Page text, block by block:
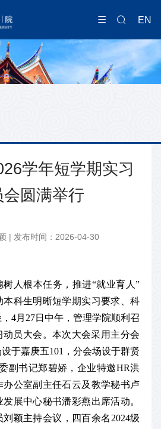
EN
学年短学期实习
会圆满举行
| 发布时间：2026-04-30
树人根本任务，推进“就业育人”
本科生明晰短学期实习要求、科
4月27日中午，管理学院顺利召
动员大会。本次大会采用主分会
于嘉庚五101，分会场设于群贤
副书记郑碧娇，企业特邀HR洪
办公室副主任石云及教学秘书卢
展中心秘书潘彩燕出席活动。
刘颖主持会议，四百余名2024级